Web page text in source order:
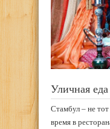
Уличная еда
Стамбул – не
время в